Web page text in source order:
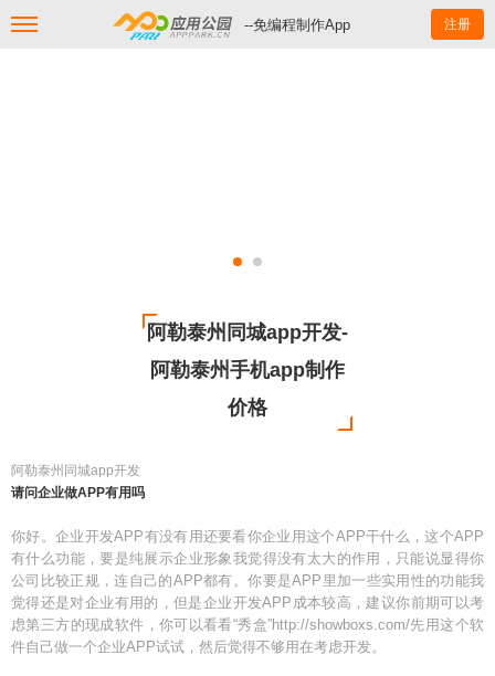
--免编程制作App 注册
阿勒泰州同城app开发-
阿勒泰州手机app制作
价格
阿勒泰州同城app开发
请问企业做APP有用吗
你好。企业开发APP有没有用还要看你企业用这个APP干什么，这个APP
有什么功能，要是纯展示企业形象我觉得没有太大的作用，只能说显得你
公司比较正规，连自己的APP都有。你要是APP里加一些实用性的功能我
觉得还是对企业有用的，但是企业开发APP成本较高，建议你前期可以考
虑第三方的现成软件，你可以看看“秀盒”http://showboxs.com/先用这个软
件自己做一个企业APP试试，然后觉得不够用在考虑开发。